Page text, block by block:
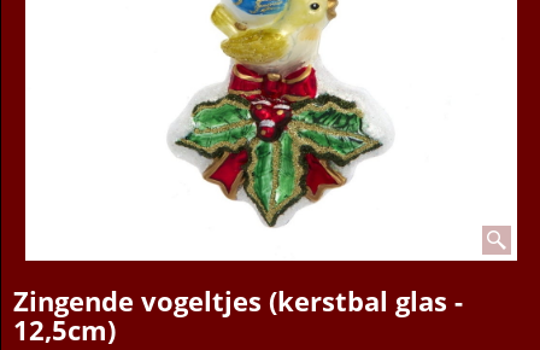
Zingende vogeltjes (kerstbal glas -
12,5cm)